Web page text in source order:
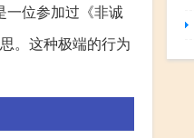
一位参加过《非诚
。这种极端的行为